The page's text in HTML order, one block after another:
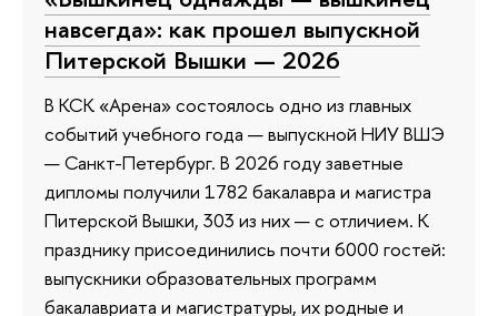
навсегда»: как прошел выпускной
Питерской Вышки — 2026
В КСК «Арена» состоялось одно из главных
событий учебного года — выпускной НИУ ВШЭ
— Санкт-Петербург. В 2026 году заветные
дипломы получили 1782 бакалавра и магистра
Питерской Вышки, 303 из них — с отличием. К
празднику присоединились почти 6000 гостей:
выпускники образовательных программ
бакалавриата и магистратуры, их родные и